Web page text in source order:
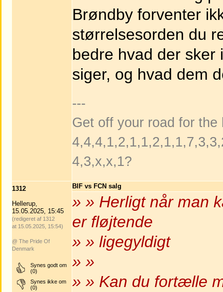
Brøndby forventer
størrelsesorden du
bedre hvad der sker
siger, og hvad dem
---
Get off your road for
4,3,x,x,1?
1312
Hellerup,
15.05.2025, 15:45
(redigeret af 1312
at 15.05.2025, 15:54)
@ The Pride Of
Denmark
Synes godt om
(0)
Synes ikke om
(0)
BIF vs FCN salg
» » Herligt når man
er fløjtende
» » ligegyldigt
» »
» » Kan du fortælle